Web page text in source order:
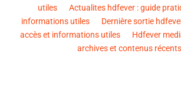
utiles
Actualites hdfever : guide
informations utiles
Dernière sortie
accès et informations utiles
Hdfever
archives et contenus récents